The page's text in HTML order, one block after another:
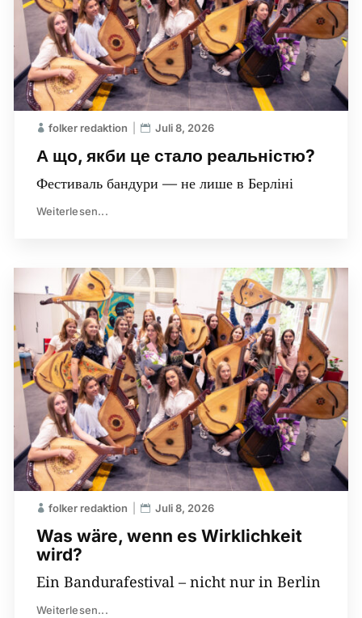
А що, якби це стало реальністю?
folker redaktion Juli 8, 2026
Фестиваль бандури — не лише в Берліні
Weiterlesen...
Was wäre, wenn es Wirklichkeit
wird?
folker redaktion Juli 8, 2026
Ein Bandurafestival – nicht nur in Berlin
Weiterlesen...